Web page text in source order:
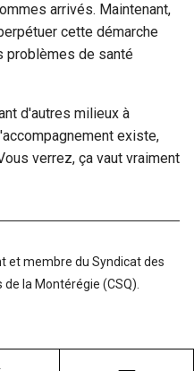
arrivés. Maintenant,
cette démarche
problèmes de santé
d'autres milieux à
existe,
verrez, ça vaut vraiment
et membre du Syndicat des
la Montérégie (CSQ).